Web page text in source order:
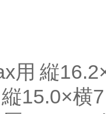
用 縦
15.0×横